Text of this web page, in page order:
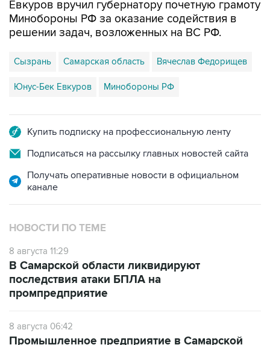
решении задач, возложенных на ВС РФ.
Сызрань Самарская область Вячеслав Федорищев
Юнус-Бек Евкуров Минобороны РФ
Подписаться на рассылку главных новостей сайта
Получать оперативные новости в официальном
НОВОСТИ ПО ТЕМЕ
8 августа 11:29
последствия атаки БПЛА на
промпредприятие
8 августа 06:42
области подверглось атаке БПЛА